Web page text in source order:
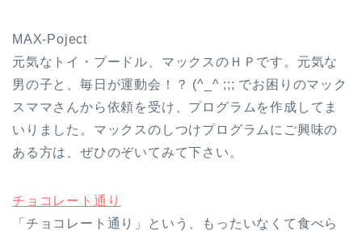
MAX-Poject
元気なトイ・プードル、マックスのＨＰです。元気な
男の子と、毎日が運動会！？ (^_^ ;;; でお困りのマック
スママさんから依頼を受け、プログラムを作成してま
いりました。マックスのしつけプログラムにご興味の
ある方は、ぜひのぞいてみて下さい。
チョコレート通り
「チョコレート通り」という、もったいなくて食べら